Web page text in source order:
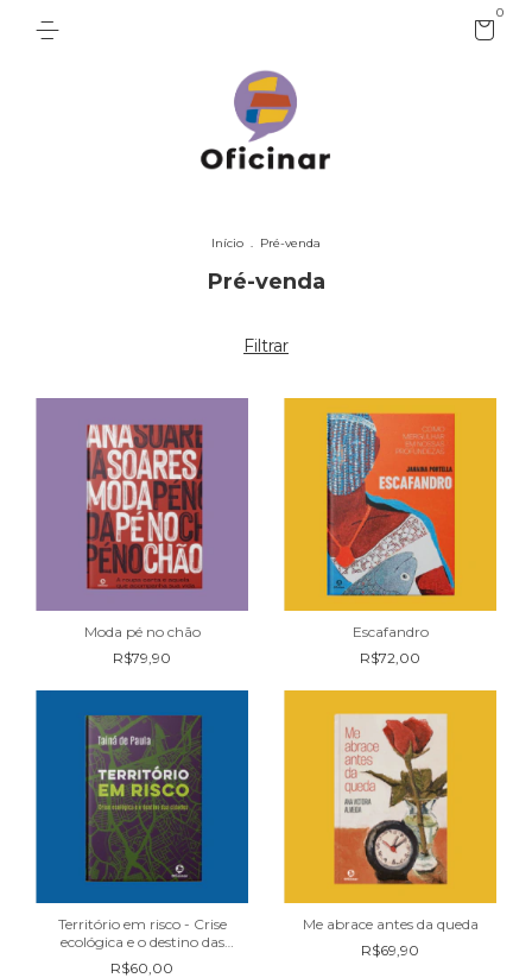
0
Início . Pré-venda
Pré-venda
Filtrar
Moda pé no chão
R$79,90
Escafandro
R$72,00
Território em risco - Crise
ecológica e o destino das
cidades
R$60,00
Me abrace antes da queda
R$69,90